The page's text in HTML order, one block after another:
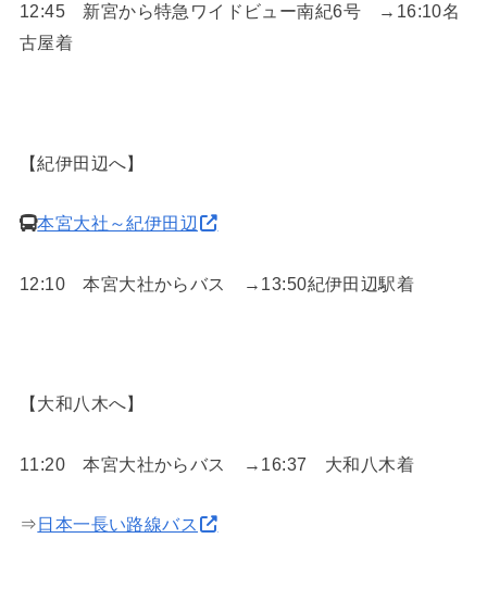
12:45 新宮から特急ワイドビュー南紀6号 →16:10名
古屋着
【紀伊田辺へ】
本宮大社～紀伊田辺
12:10 本宮大社からバス →13:50紀伊田辺駅着
【大和八木へ】
11:20 本宮大社からバス →16:37 大和八木着
⇒日本一長い路線バス